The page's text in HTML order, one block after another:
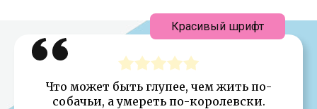
Что может быть глупее, чем жить по-
собачьи, а умереть по-королевски.
Красивый шрифт